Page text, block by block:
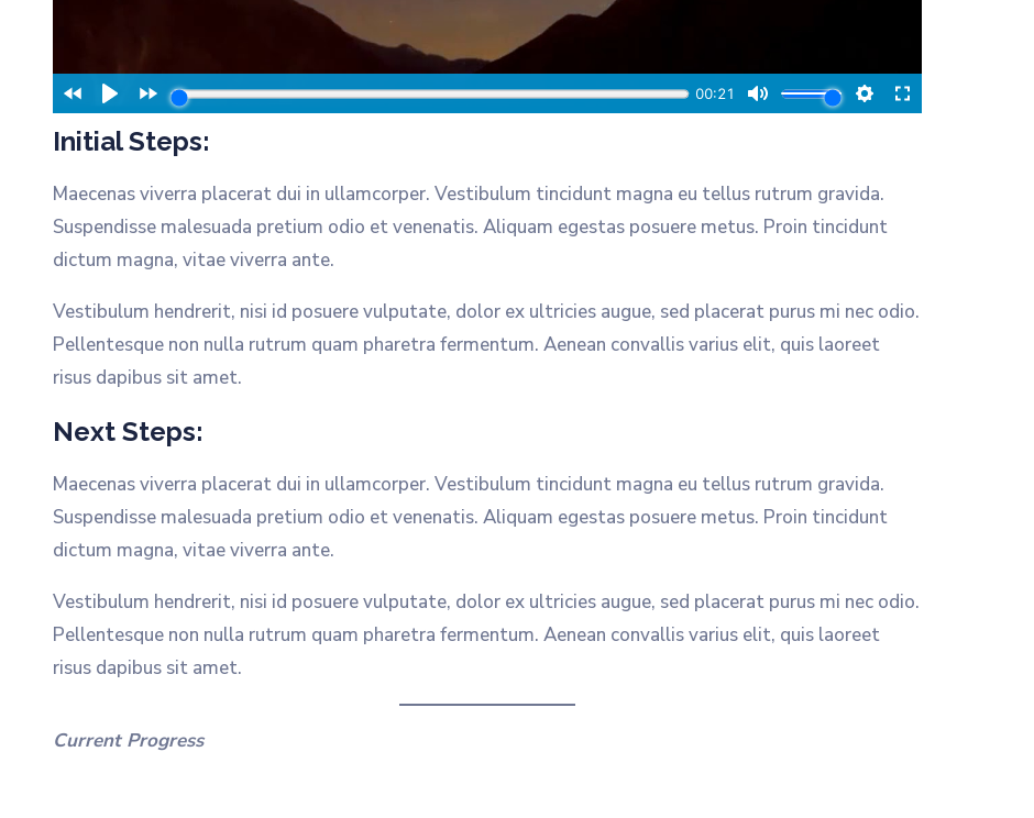
Initial Steps:
Maecenas viverra placerat dui in ullamcorper. Vestibulum tincidunt magna eu tellus rutrum gravida.
Suspendisse malesuada pretium odio et venenatis. Aliquam egestas posuere metus. Proin tincidunt
dictum magna, vitae viverra ante.
Vestibulum hendrerit, nisi id posuere vulputate, dolor ex ultricies augue, sed placerat purus mi nec odio.
Pellentesque non nulla rutrum quam pharetra fermentum. Aenean convallis varius elit, quis laoreet
risus dapibus sit amet.
Next Steps:
Maecenas viverra placerat dui in ullamcorper. Vestibulum tincidunt magna eu tellus rutrum gravida.
Suspendisse malesuada pretium odio et venenatis. Aliquam egestas posuere metus. Proin tincidunt
dictum magna, vitae viverra ante.
Vestibulum hendrerit, nisi id posuere vulputate, dolor ex ultricies augue, sed placerat purus mi nec odio.
Pellentesque non nulla rutrum quam pharetra fermentum. Aenean convallis varius elit, quis laoreet
risus dapibus sit amet.
Current Progress